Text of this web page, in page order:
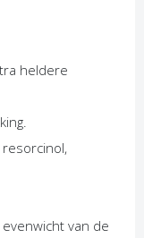
heldere
van de